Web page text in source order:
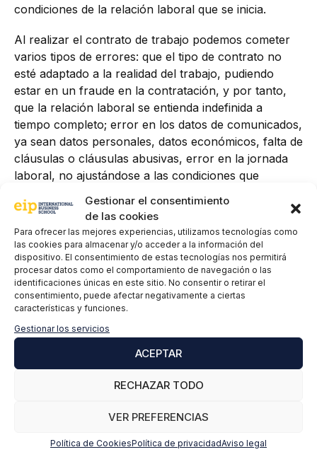
Gestionar el consentimiento
de las cookies
Para ofrecer las mejores experiencias, utilizamos tecnologías como
las cookies para almacenar y/o acceder a la información del
dispositivo. El consentimiento de estas tecnologías nos permitirá
procesar datos como el comportamiento de navegación o las
identificaciones únicas en este sitio. No consentir o retirar el
consentimiento, puede afectar negativamente a ciertas
características y funciones.
Gestionar los servicios
ACEPTAR
RECHAZAR TODO
VER PREFERENCIAS
Política de CookiesPolítica de privacidadAviso legal
condiciones de la relación laboral que se inicia.
Al realizar el contrato de trabajo podemos cometer
varios tipos de errores: que el tipo de contrato no
esté adaptado a la realidad del trabajo, pudiendo
estar en un fraude en la contratación, y por tanto,
que la relación laboral se entienda indefinida a
tiempo completo; error en los datos de comunicados,
ya sean datos personales, datos económicos, falta de
cláusulas o cláusulas abusivas, error en la jornada
laboral, no ajustándose a las condiciones que
la duración del contrato de trabajo, fijando una fecha
superior a la máxima legal permitida. Estos errores
deberán subsanarse en el contrato de trabajo y
comunicarlo al Servicio Público de Empleosi ya se
hubiera comunicado la contratación del mismo,
usando el menú de corrección de datos de Contrat@
dentro del plazo de 90 días naturales siguientes.
–Presentación de partes de baja, confirmación o
cuando un trabajador se encuentra en
comunicar a la Seguridad Social los partes médicos
de baja, confirmación y alta que el trabajador nos
circunstancias o errores que requieran anular dicha